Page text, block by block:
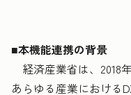
■本機能連携の背景
経済産業省は、2018
あらゆる産業における